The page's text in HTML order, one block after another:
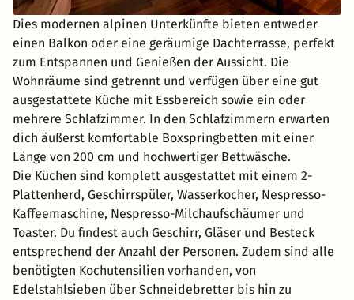
Dies modernen alpinen Unterkünfte bieten entweder
einen Balkon oder eine geräumige Dachterrasse, perfekt
zum Entspannen und Genießen der Aussicht. Die
Wohnräume sind getrennt und verfügen über eine gut
ausgestattete Küche mit Essbereich sowie ein oder
mehrere Schlafzimmer. In den Schlafzimmern erwarten
dich äußerst komfortable Boxspringbetten mit einer
Länge von 200 cm und hochwertiger Bettwäsche.
Die Küchen sind komplett ausgestattet mit einem 2-
Plattenherd, Geschirrspüler, Wasserkocher, Nespresso-
Kaffeemaschine, Nespresso-Milchaufschäumer und
Toaster. Du findest auch Geschirr, Gläser und Besteck
entsprechend der Anzahl der Personen. Zudem sind alle
benötigten Kochutensilien vorhanden, von
Edelstahlsieben über Schneidebretter bis hin zu